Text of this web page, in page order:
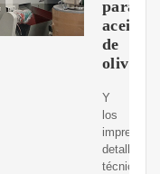
para
aceite
de
oliva
Y
los
detalles
técnicos